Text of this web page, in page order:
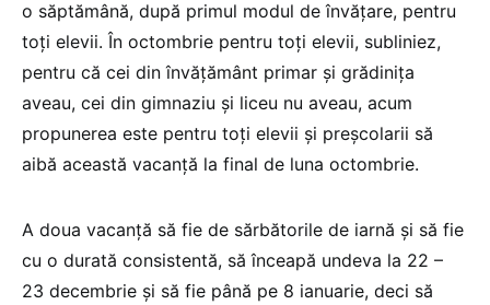
o săptămână, după primul modul de învățare, pentru
toți elevii. În octombrie pentru toți elevii, subliniez,
pentru că cei din învățământ primar și grădinița
aveau, cei din gimnaziu și liceu nu aveau, acum
propunerea este pentru toți elevii și preșcolarii să
aibă această vacanță la final de luna octombrie.
A doua vacanță să fie de sărbătorile de iarnă și să fie
cu o durată consistentă, să înceapă undeva la 22 –
23 decembrie și să fie până pe 8 ianuarie, deci să